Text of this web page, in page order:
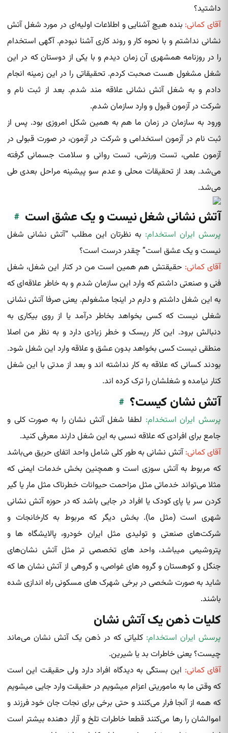
داشتید؟
آقای کمانی: بنده هیچ آشنایی و اطلاعات اولیه‌ای در مورد شغل آتش
نشانی نداشتم و با نحوه کار و روند کاری آشنا نبودم. آگهی استخدام
را در روزنامه همشهری آن زمان دیدم و با یکی از دوستان که در این
شغل مشغول هست صحبت کردم. تحقیقاتی را در این زمینه انجام
دادم و به شغل آتش نشانی‌ علاقه مند شدم. بعد از ثبت نام و
شرکت در آزمون قبول و وارد سازمان شدم.
ورود به سازمان در زمان ما هم به همین شکل امروزی بود. پس از
ثبت نام در آزمون استخدامی و شرکت در آزمون، در صورت قبولی در
آزمون علمی، تست ورزشی، تست روانی و سلامت جسمانی گرفته
می‌شد. بعد از تحقیقات محلی و عدم سو پیشینه مراحل بعدی طی
می‌شد.
آتش نشانی شغل نیست و یک عشق است #
پرسش ایران استخدام: به نظرتان این مطلب “آتش‌ نشانی‌ شغل
نیست و یک عشق است” چقدر درست است؟
آقای کمانی: حقیقتش هم همین است من در کنار این شغل، شغل
فنی و صنعتی داشتم که وارد این سازمان شدم و به خاطر علاقه‌ای که
به این شغل داشتم و دارم در اینجا مشغولم. یعنی صرفا آتش‌ نشانی‌
شغلی نیست که کسی بخواهد بخاطر درآمد یا از روی بیکاری به
دنبالش برود. این کار ریسک و خطر زیادی دارد و به نظر من اصلا
منطقی نیست کسی بخواهد بدون عشق و علاقه وارد این شغل شود.
بودند کسانی که علاقه به کار نداشته‌ اند و بعد از مدتی با این شغل
کنار نیامده‌ و شغلشان را ترک کرده‌ اند.
آتش نشان کیست؟ #
پرسش ایران استخدام: لطفا شغل آتش نشان را به صورت کلی و
جامع برای افرادی که علاقه نسبی به این شغل دارند معرفی کنید.
آقای کمانی:آتش‌ نشانی‌ به طور کلی شامل واحد اتفای حریق می‌باشد
که مربوط به آتش‌ سوزی است و همچنین بخش خدمات ایمنی که
مثلا می‌تواند خدماتی مثل مزاحمت حیوانات خطرناک مثل مار یا گیر
کردن سر یا پای کودک یا افراد در جایی باشد که در حوزه آتش نشانی
شهری است (مثل ما). بخش دیگر که مربوط به کارخانجات و
شرکت‌های صنعتی و تولیدی مثل ایران خودرو، پالایشگاه ها و
پتروشیمی میباشد، واحد های تخصصی تر مثل آتش نشان‌های
جنگل و کوهستان و گروه های غواصی، و گروهی از آتش نشان ها که
شاید به صورت شخصی در برخی شهرک های مسکونی راه اندازی شده
باشند.
کلیات ذهن یک آتش نشان
پرسش ایران استخدام: کلیاتی که در ذهن یک آتش نشان می‌ماند
چیست؟ یعنی خاطرات بد یا شیرین.
آقای کمانی: این بستگی به دیدگاه افراد دارد ولی حقیقت این است
که وقتی ما به ماموریتی اعزام میشویم در حقیقت وارد جایی میشویم
که همه از آنجا فرار می‌کنند و حتی برخی برای نجات جان خود فرزند و
اموالشان را رها می‌کنند قطعا خاطرات تلخ و آزار دهنده بیشتر است